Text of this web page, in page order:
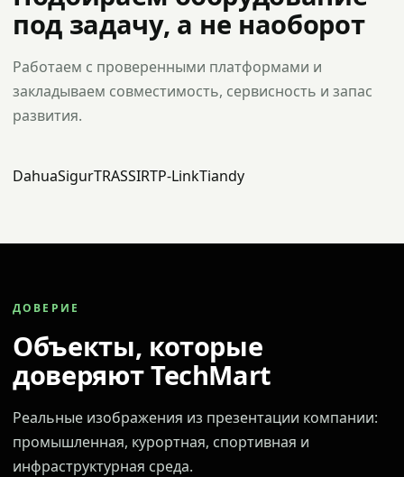
под задачу, а не наоборот
Работаем с проверенными платформами и
закладываем совместимость, сервисность и запас
развития.
DahuaSigurTRASSIRTP-LinkTiandy
ДОВЕРИЕ
Объекты, которые
доверяют TechMart
Реальные изображения из презентации компании:
промышленная, курортная, спортивная и
инфраструктурная среда.